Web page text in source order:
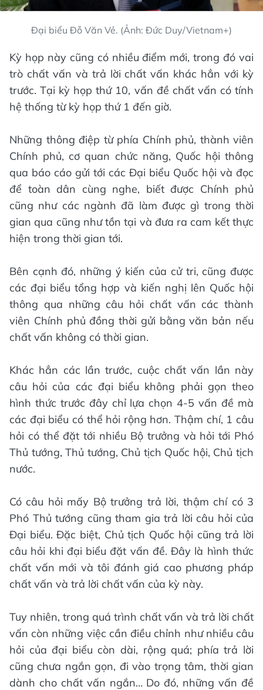
Đại biểu Đỗ Văn Vẻ. (Ảnh: Đức Duy/Vietnam+)
Kỳ họp này cũng có nhiều điểm mới, trong đó vai
trò chất vấn và trả lời chất vấn khác hẳn với kỳ
trước. Tại kỳ họp thứ 10, vấn đề chất vấn có tính
hệ thống từ kỳ họp thứ 1 đến giờ.
Những thông điệp từ phía Chính phủ, thành viên
Chính phủ, cơ quan chức năng, Quốc hội thông
qua báo cáo gửi tới các Đại biểu Quốc hội và đọc
để toàn dân cùng nghe, biết được Chính phủ
cũng như các ngành đã làm được gì trong thời
gian qua cũng như tồn tại và đưa ra cam kết thực
hiện trong thời gian tới.
Bên cạnh đó, những ý kiến của cử tri, cũng được
các đại biểu tổng hợp và kiến nghị lên Quốc hội
thông qua những câu hỏi chất vấn các thành
viên Chính phủ đồng thời gửi bằng văn bản nếu
chất vấn không có thời gian.
Khác hẳn các lần trước, cuộc chất vấn lần này
câu hỏi của các đại biểu không phải gọn theo
hình thức trước đây chỉ lựa chọn 4-5 vấn đề mà
các đại biểu có thể hỏi rộng hơn. Thậm chí, 1 câu
hỏi có thể đặt tới nhiều Bộ trưởng và hỏi tới Phó
Thủ tướng, Thủ tướng, Chủ tịch Quốc hội, Chủ tịch
nước.
Có câu hỏi mấy Bộ trưởng trả lời, thậm chí có 3
Phó Thủ tướng cũng tham gia trả lời câu hỏi của
Đại biểu. Đặc biệt, Chủ tịch Quốc hội cũng trả lời
câu hỏi khi đại biểu đặt vấn đề. Đây là hình thức
chất vấn mới và tôi đánh giá cao phương pháp
chất vấn và trả lời chất vấn của kỳ này.
Tuy nhiên, trong quá trình chất vấn và trả lời chất
vấn còn những việc cần điều chỉnh như nhiều câu
hỏi của đại biểu còn dài, rộng quá; phía trả lời
cũng chưa ngắn gọn, đi vào trọng tâm, thời gian
dành cho chất vấn ngắn… Do đó, những vấn đề